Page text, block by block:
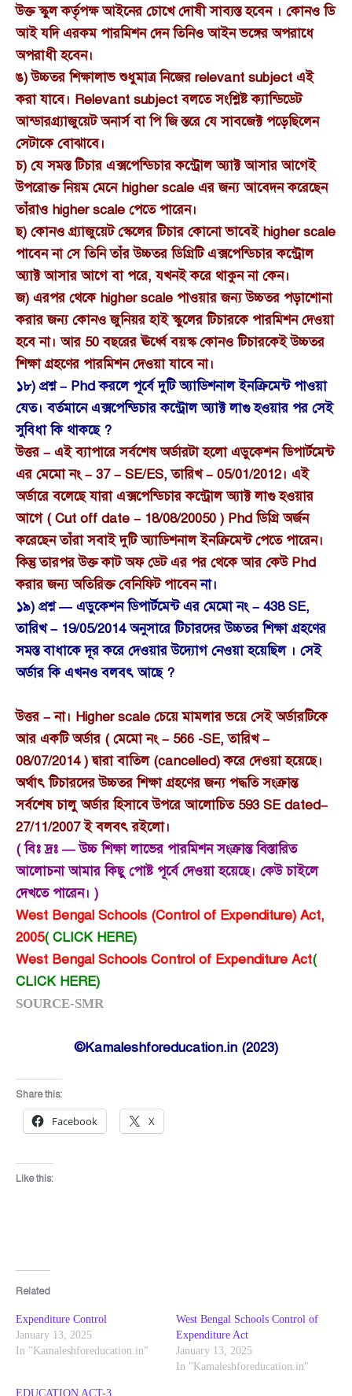
উক্ত স্কুল কর্তৃপক্ষ আইনের চোখে দোষী সাব্যস্ত হবেন । কোনও ডি
আই যদি এরকম পারমিশন দেন তিনিও আইন ভঙ্গের অপরাধে
অপরাধী হবেন।
ঙ) উচ্চতর শিক্ষালাভ শুধুমাত্র নিজের relevant subject এই
করা যাবে। Relevant subject বলতে সংশ্লিষ্ট ক্যান্ডিডেট
আন্ডারগ্র্যাজুয়েট অনার্স বা পি জি স্তরে যে সাবজেক্ট পড়েছিলেন
সেটাকে বোঝাবে।
চ) যে সমস্ত টিচার এক্সপেন্ডিচার কন্ট্রোল অ্যাক্ট আসার আগেই
উপরোক্ত নিয়ম মেনে higher scale এর জন্য আবেদন করেছেন
তাঁরাও higher scale পেতে পারেন।
ছ) কোনও গ্র্যাজুয়েট স্কেলের টিচার কোনো ভাবেই higher scale
পাবেন না সে তিনি তাঁর উচ্চতর ডিগ্রিটি এক্সপেন্ডিচার কন্ট্রোল
অ্যাক্ট আসার আগে বা পরে, যখনই করে থাকুন না কেন।
জ) এরপর থেকে higher scale পাওয়ার জন্য উচ্চতর পড়াশোনা
করার জন্য কোনও জুনিয়র হাই স্কুলের টিচারকে পারমিশন দেওয়া
হবে না। আর 50 বছরের ঊর্ধ্বে বয়স্ক কোনও টিচারকেই উচ্চতর
শিক্ষা গ্রহণের পারমিশন দেওয়া যাবে না।
১৮) প্রশ্ন – Phd করলে পূর্বে দুটি অ্যাডিশনাল ইনক্রিমেন্ট পাওয়া
যেত। বর্তমানে এক্সপেন্ডিচার কন্ট্রোল অ্যাক্ট লাগু হওয়ার পর সেই
সুবিধা কি থাকছে ?
উত্তর – এই ব্যাপারে সর্বশেষ অর্ডারটা হলো এডুকেশন ডিপার্টমেন্ট
এর মেমো নং – 37 – SE/ES, তারিখ – 05/01/2012। এই
অর্ডারে বলেছে যারা এক্সপেন্ডিচার কন্ট্রোল অ্যাক্ট লাগু হওয়ার
আগে ( Cut off date – 18/08/20050 ) Phd ডিগ্রি অর্জন
করেছেন তাঁরা সবাই দুটি অ্যাডিশনাল ইনক্রিমেন্ট পেতে পারেন।
কিন্তু তারপর উক্ত কাট অফ ডেট এর পর থেকে আর কেউ Phd
করার জন্য অতিরিক্ত বেনিফিট পাবেননা।
১৯) প্রশ্ন — এডুকেশন ডিপার্টমেন্ট এর মেমো নং – 438 SE,
তারিখ – 19/05/2014 অনুসারে টিচারদের উচ্চতর শিক্ষা গ্রহণের
সমস্ত বাধাকে দূর করে দেওয়ার উদ্যোগ নেওয়া হয়েছিল । সেই
অর্ডার কি এখনও বলবৎ আছে ?
উত্তর – না। Higher scale চেয়ে মামলার ভয়ে সেই অর্ডারটিকে
আর একটি অর্ডার ( মেমো নং – 566 -SE, তারিখ –
08/07/2014 ) দ্বারা বাতিল (cancelled) করে দেওয়া হয়েছে।
অর্থাৎ টিচারদের উচ্চতর শিক্ষা গ্রহণের জন্য পদ্ধতি সংক্রান্ত
সর্বশেষ চালু অর্ডার হিসাবে উপরে আলোচিত 593 SE dated–
27/11/2007 ই বলবৎ রইলো।
( বিঃ দ্রঃ — উচ্চ শিক্ষা লাভের পারমিশন সংক্রান্ত বিস্তারিত
আলোচনা আমার কিছু পোষ্ট পূর্বে দেওয়া হয়েছে। কেউ চাইলে
দেখতে পারেন। )
West Bengal Schools (Control of Expenditure) Act,
2005( CLICK HERE)
West Bengal Schools Control of Expenditure Act(
CLICK HERE)
SOURCE-SMR
©Kamaleshforeducation.in (2023)
Share this:
Facebook X
Like this:
Related
Expenditure Control
January 13, 2025
In "Kamaleshforeducation.in"
West Bengal Schools Control of
Expenditure Act
January 13, 2025
In "Kamaleshforeducation.in"
EDUCATION ACT-3